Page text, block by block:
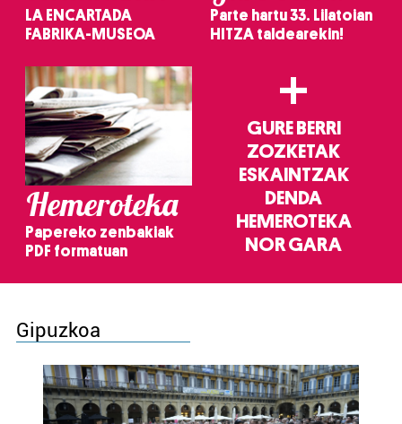
LA ENCARTADA
FABRIKA-MUSEOA
Parte hartu 33. Lilatoian
HITZA taldearekin!
Hemeroteka
Papereko zenbakiak
PDF formatuan
+
GURE BERRI
ZOZKETAK
ESKAINTZAK
DENDA
HEMEROTEKA
NOR GARA
Gipuzkoa